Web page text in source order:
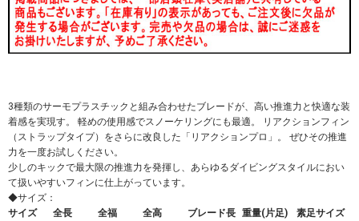
3種類のサーモプラスチックと組み合わせたブレードが、高い推進力と快適な装
着感を実現す。 軽めの使用感でスノーケリングにも最適。 リアクションフィン
（ストラップタイプ）をさらに改良した「リアクションプロ」。 ぜひその推進
力を一度お試しください。
少しのキックで最大限の推進力を発揮し、あらゆるダイビングスタイルにおい
て扱いやすいフィンに仕上がっています。
◆サイズ：
サイズ
全長 全福 全高 ブレード長 重量(片足)
素足サイズ